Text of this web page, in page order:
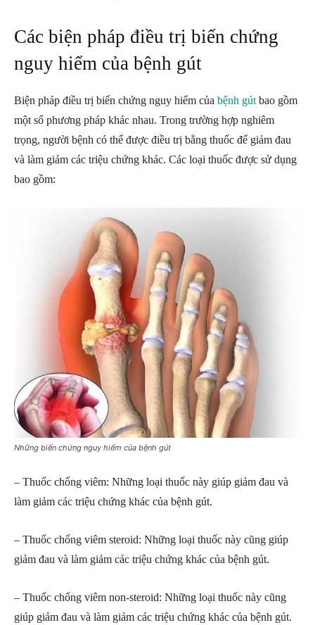
Các biện pháp điều trị biến chứng
nguy hiểm của bệnh gút
Biện pháp điều trị biến chứng nguy hiểm của bệnh gút bao gồm
một số phương pháp khác nhau. Trong trường hợp nghiêm
trọng, người bệnh có thể được điều trị bằng thuốc để giảm đau
và làm giảm các triệu chứng khác. Các loại thuốc được sử dụng
bao gồm:
Những biến chứng nguy hiểm của bệnh gút
– Thuốc chống viêm: Những loại thuốc này giúp giảm đau và
làm giảm các triệu chứng khác của bệnh gút.
– Thuốc chống viêm steroid: Những loại thuốc này cũng giúp
giảm đau và làm giảm các triệu chứng khác của bệnh gút.
– Thuốc chống viêm non-steroid: Những loại thuốc này cũng
giúp giảm đau và làm giảm các triệu chứng khác của bệnh gút.